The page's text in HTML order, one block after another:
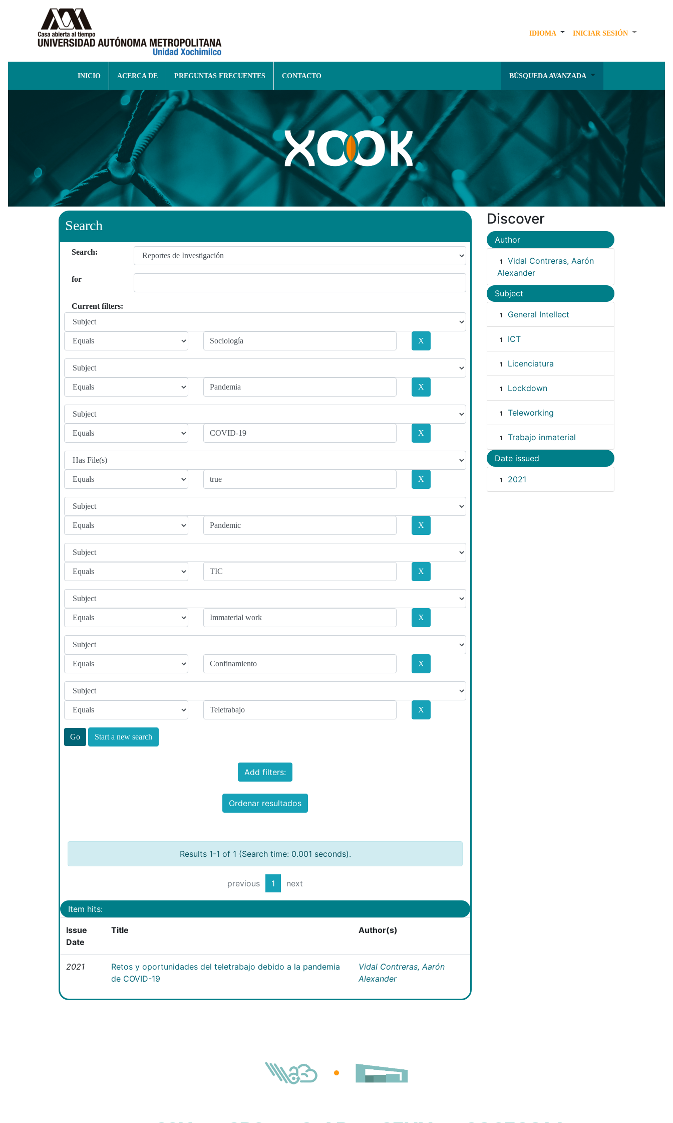
IDIOMA INICIAR SESIÓN
INICIO ACERCA DE PREGUNTAS FRECUENTES CONTACTO BÚSQUEDA AVANZADA
Search
Search:
for
Current filters:
Start a new search
Add filters:
Ordenar resultados
Results 1-1 of 1 (Search time: 0.001 seconds).
previous 1 next
Item hits:
Issue
Date
Title Author(s)
2021
Retos y oportunidades del teletrabajo debido a la pandemia
de COVID-19
Vidal Contreras, Aarón
Alexander
Discover
Author
1
Vidal Contreras, Aarón
Alexander
Subject
1 General Intellect
1 ICT
1 Licenciatura
1 Lockdown
1 Teleworking
1 Trabajo inmaterial
Date issued
1 2021